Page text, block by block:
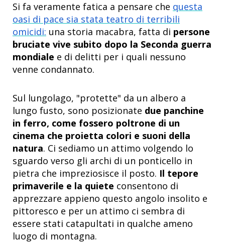
Si fa veramente fatica a pensare che questa
oasi di pace sia stata teatro di terribili
omicidi: una storia macabra, fatta di persone
bruciate vive subito dopo la Seconda guerra
mondiale e di delitti per i quali nessuno
venne condannato.
Sul lungolago, "protette" da un albero a
lungo fusto, sono posizionate due panchine
in ferro, come fossero poltrone di un
cinema che proietta colori e suoni della
natura. Ci sediamo un attimo volgendo lo
sguardo verso gli archi di un ponticello in
pietra che impreziosisce il posto. Il tepore
primaverile e la quiete consentono di
apprezzare appieno questo angolo insolito e
pittoresco e per un attimo ci sembra di
essere stati catapultati in qualche ameno
luogo di montagna.